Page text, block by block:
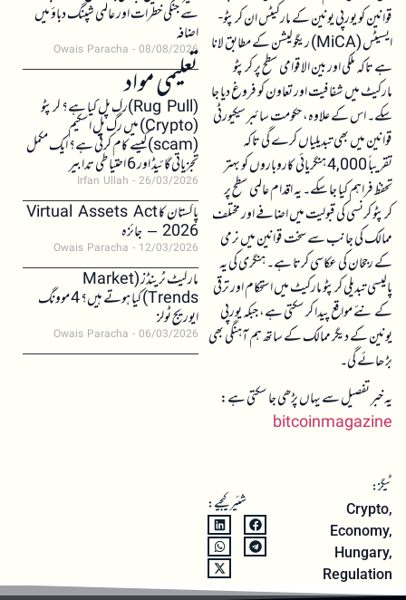
قوانین کو یورپی یونین کے مارکیٹس ان کرپٹو-
ایسیٹس (MiCA) ریگولیشن کے مطابق لانا
ہے تاکہ ملکی اور بین الاقوامی سطح پر کرپٹو
مارکیٹ میں شفافیت اور تعاون کو فروغ دیا جا
سکے۔ اس کے علاوہ، حکومت سائبر سیکیورٹی
قوانین میں بھی تبدیلیاں کرے گی تاکہ
تقریباً 4,000 ہنگریائی کاروباروں کو بہتر
تحفظ فراہم کیا جا سکے۔ یہ اقدام عالمی سطح پر
کرپٹو کرنسی کی قبولیت میں اضافے اور مختلف
ممالک کی جانب سے سخت قوانین میں نرمی
کے رجحان کی عکاسی کرتا ہے۔ ہنگری کی یہ
پالیسی تبدیلی کرپٹو مارکیٹ میں استحکام اور ترقی
کے نئے مواقع پیدا کر سکتی ہے، جبکہ یورپی
یونین کے دیگر ممالک کے ساتھ ہم آہنگی بھی
بڑھائے گی۔
یہ خبر تفصیل سے یہاں پڑھی جا سکتی ہے:
bitcoinmagazine
ٹیگز:
Crypto,
Economy,
Hungary,
Regulation
شئیر کیجیے:
سے جنگی خطرات اور عالمی شپنگ دباؤ میں
اضافہ
Owais Paracha 08/08/2026
تعلیمی مواد(Rug Pull)رگ پل کیا ہے؟ کرپٹو
(Crypto) میں رگ پل اسکیم
(scam)کیسے کام کرتی ہے؟ ایک مکمل
تجزیاتی گائیڈ اور 6 احتیاطی تدابیر
Irfan Ullah 26/03/2026
پاکستان کا Virtual Assets Act
2026 – جائزہ
Owais Paracha 12/03/2026
مارکیٹ ٹرینڈز (Market
Trends) کیا ہوتے ہیں؟ 4 موونگ
ایوریج ٹولز
Owais Paracha 06/03/2026